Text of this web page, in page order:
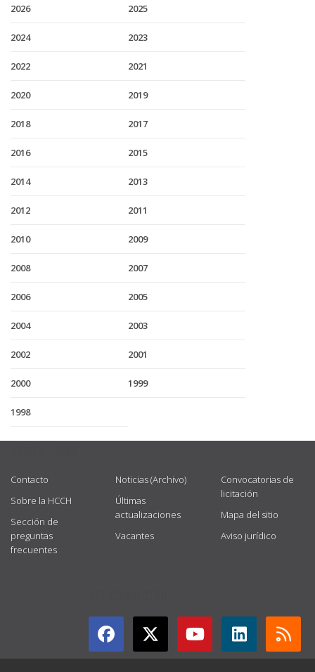
2026 2025
2024 2023
2022 2021
2020 2019
2018 2017
2016 2015
2014 2013
2012 2011
2010 2009
2008 2007
2006 2005
2004 2003
2002 2001
2000 1999
1998
Contacto
Sobre la HCCH
Sección de
preguntas
frecuentes
Noticias (Archivo)
Últimas
actualizaciones
Vacantes
Convocatorias de
licitación
Mapa del sitio
Aviso jurídico